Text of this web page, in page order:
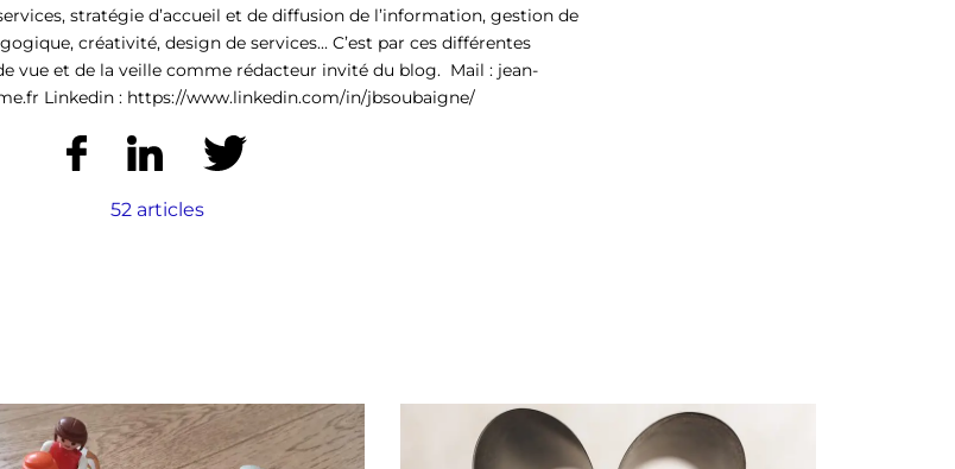
stratégie d’accueil et de diffusion de l’information, gestion de
créativité, design de services... C’est par ces différentes
vue et de la veille comme rédacteur invité du blog. Mail : jean-
Linkedin : https://www.linkedin.com/in/jbsoubaigne/
52 articles